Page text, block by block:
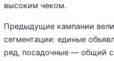
высоким чеком.
Предыдущие кампании
сегментации: единые
ряд, посадочные — общий